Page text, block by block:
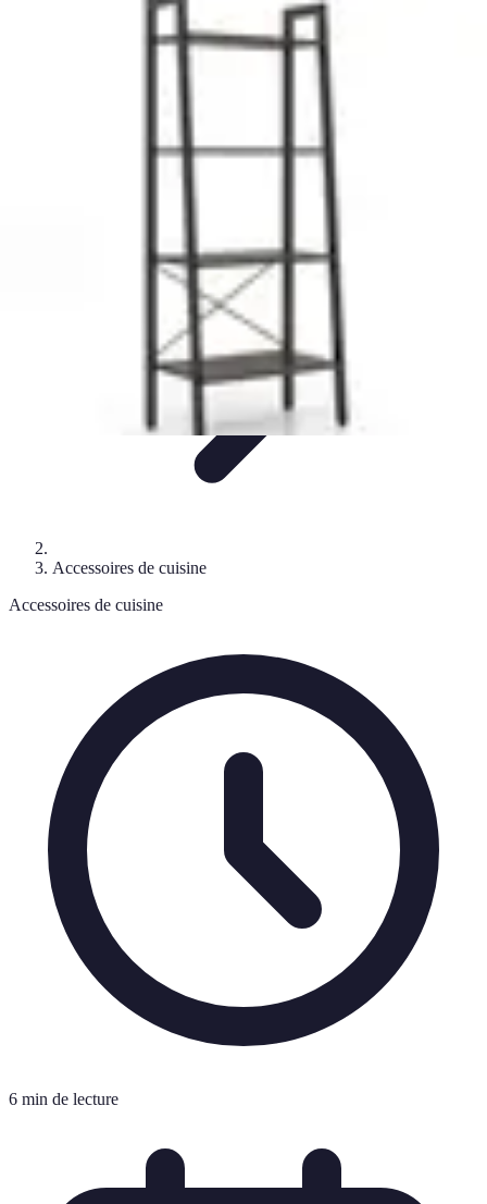
Astuces et ConseilsGuide d'achatUstensiles
Couteaux & Coupe
Accessoires de cuisine
Accessoires de cuisine
6 min de lecture